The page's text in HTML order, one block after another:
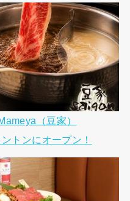
（豆家）
トンにオープン！